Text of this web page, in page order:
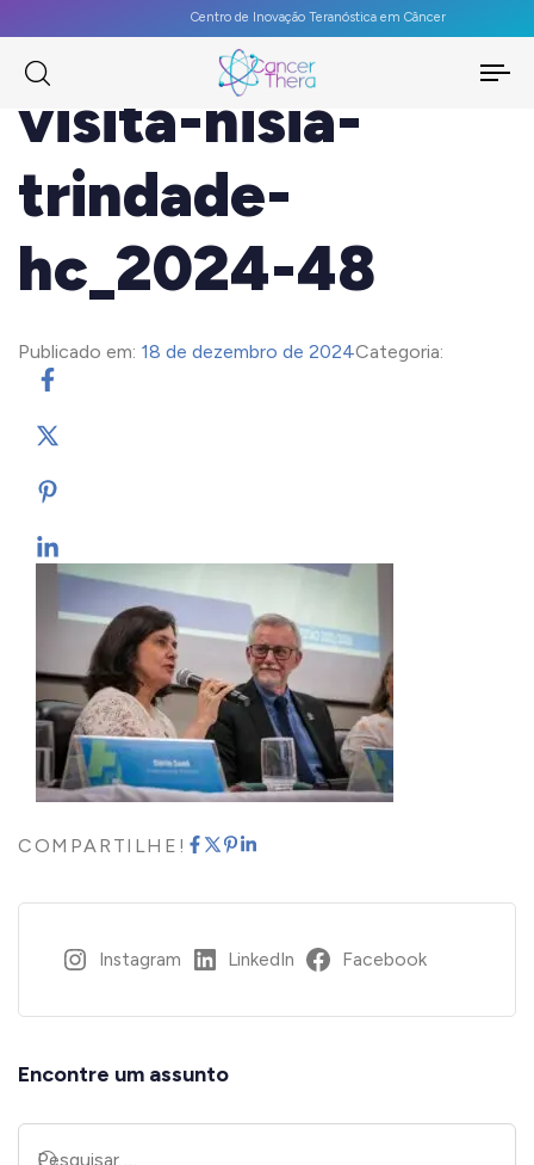
Centro de Inovação Teranóstica em Câncer
visita-nisia-
trindade-
hc_2024-48
Publicado em: 18 de dezembro de 2024Categoria:
COMPARTILHE!
Instagram LinkedIn Facebook
Encontre um assunto